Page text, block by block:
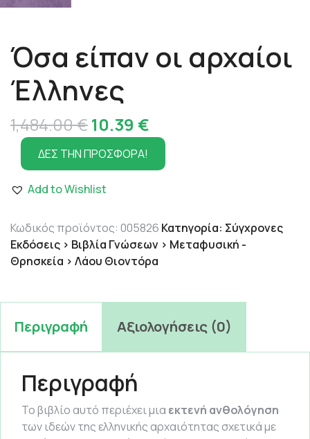
Όσα είπαν οι αρχαίοι
Έλληνες
1,484.00€Original
price
was:
1,484.00 €.
10.39 €
τρέχουσα
τιμή
10.39 €.
ΔΕΣ ΤΗΝ ΠΡΟΣΦΟΡΑ!
Add to Wishlist
Κωδικός προϊόντος: 005826 Κατηγορία: Σύγχρονες
Εκδόσεις > Βιβλία Γνώσεων > Μεταφυσική -
Θρησκεία > Λάου Θιοντόρα
Περιγραφή Αξιολογήσεις (0)
Περιγραφή
Το βιβλίο αυτό περιέχει μια εκτενή ανθολόγηση
των ιδεών της ελληνικής αρχαιότητας σχετικά με